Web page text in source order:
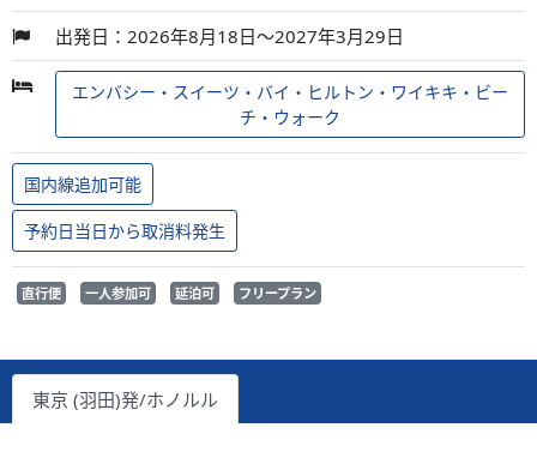
出発日：2026年8月18日～2027年3月29日
エンバシー・スイーツ・バイ・ヒルトン・ワイキキ・ビー
チ・ウォーク
国内線追加可能
予約日当日から取消料発生
直行便 一人参加可 延泊可 フリープラン
東京 (羽田)発/ホノルル